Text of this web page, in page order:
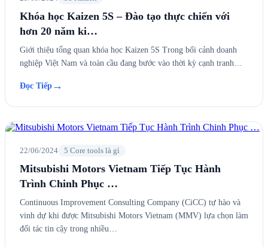
Khóa học Kaizen 5S – Đào tạo thực chiến với
hơn 20 năm ki…
Giới thiệu tổng quan khóa học Kaizen 5S Trong bối cảnh doanh
nghiệp Việt Nam và toàn cầu đang bước vào thời kỳ cạnh tranh…
Đọc Tiếp →
22/06/2024 5 Core tools là gì
Mitsubishi Motors Vietnam Tiếp Tục Hành
Trình Chinh Phục …
Continuous Improvement Consulting Company (CiCC) tự hào và
vinh dự khi được Mitsubishi Motors Vietnam (MMV) lựa chọn làm
đối tác tin cậy trong nhiều…